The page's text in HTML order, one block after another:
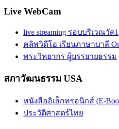
Live WebCam
live streaming รอบบริเวณวัด1
คลิพวิดีโอ เรียนภาษาบาลี
พระวิทยากร ผู้บรรยายธรรม
สภาวัฒนธรรม USA
หนังสืออิเล็กทรอนิกส์ (E-
ประวัติศาสตร์ไทย